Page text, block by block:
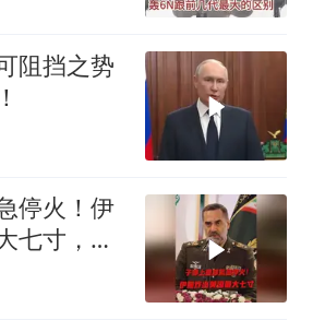
阻挡之势
停火！伊
七寸，特